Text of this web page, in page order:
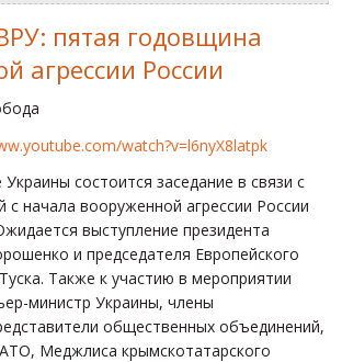
пятая годовщина
агрессии России
watch?v=l6nyX8latpk
состоится заседание в связи с
начала вооруженной агрессии России
выступление президента
и председателя Европейского
Также к участию в мероприятии
министр Украины, члены
общественных объединений,
Меджлиса крымскотатарского